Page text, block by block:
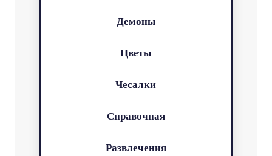
Демоны
Цветы
Чесалки
Справочная
Развлечения